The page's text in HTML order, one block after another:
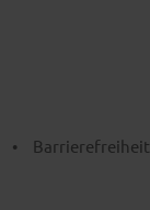
• Barrierefreiheit